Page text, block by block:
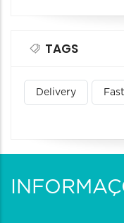
TAGS
Delivery